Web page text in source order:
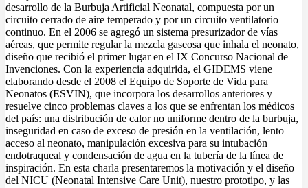
desarrollo de la Burbuja Artificial Neonatal, compuesta por un
circuito cerrado de aire temperado y por un circuito ventilatorio
continuo. En el 2006 se agregó un sistema presurizador de vías
aéreas, que permite regular la mezcla gaseosa que inhala el neonato,
diseño que recibió el primer lugar en el IX Concurso Nacional de
Invenciones. Con la experiencia adquirida, el GIDEMS viene
elaborando desde el 2008 el Equipo de Soporte de Vida para
Neonatos (ESVIN), que incorpora los desarrollos anteriores y
resuelve cinco problemas claves a los que se enfrentan los médicos
del país: una distribución de calor no uniforme dentro de la burbuja,
inseguridad en caso de exceso de presión en la ventilación, lento
acceso al neonato, manipulación excesiva para su intubación
endotraqueal y condensación de agua en la tubería de la línea de
inspiración. En esta charla presentaremos la motivación y el diseño
del NICU (Neonatal Intensive Care Unit), nuestro prototipo, y las